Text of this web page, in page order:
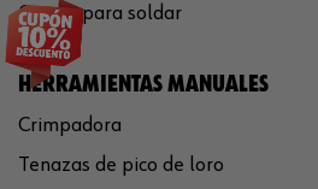
Careta para soldar
HERRAMIENTAS MANUALES
Crimpadora
Tenazas de pico de loro